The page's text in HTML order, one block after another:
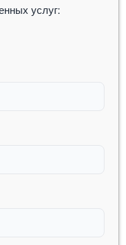
услуг: